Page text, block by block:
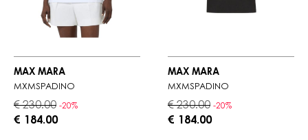
MAX MARA
MXMSPADINO
€ 230.00 -20%
€ 184.00
MAX MARA
MXMSPADINO
€ 230.00 -20%
€ 184.00